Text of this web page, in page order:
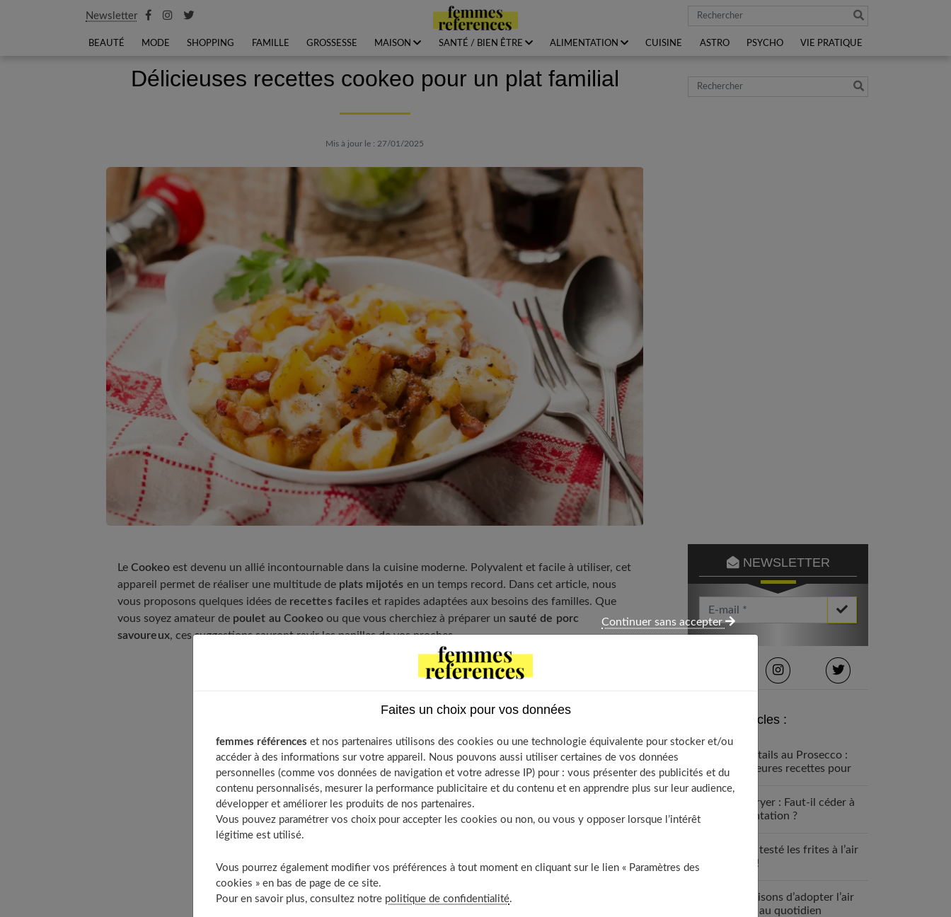
Newsletter Rechercher
BEAUTÉ MODE SHOPPING FAMILLE GROSSESSE MAISON SANTÉ / BIEN ÊTRE ALIMENTATION CUISINE ASTRO PSYCHO VIE PRATIQUE
Délicieuses recettes cookeo pour un plat familial
Mis à jour le : 27/01/2025
Le Cookeo est devenu un allié incontournable dans la cuisine moderne. Polyvalent et facile à utiliser, cet
appareil permet de réaliser une multitude de plats mijotés en un temps record. Dans cet article, nous
vous proposons quelques idées de recettes faciles et rapides adaptées aux besoins des familles. Que
vous soyez amateur de poulet au Cookeo ou que vous cherchiez à préparer unsauté de porc
savoureux, ces suggestions sauront ravir les papilles de vos proches.
Les avantages nutritionnels
Des recettes variées pour tous les goûts
Poulet au Cookeo : Un classique revisité
Sauté de porc au Cookeo : Facile et délicieux
Recettes exotiques avec le Cookeo
Curry de légumes au Cookeo
Suggestions de menus hebdomadaires
Rechercher
NEWSLETTER
Votre Email *
Derniers articles :
Cocktails au Prosecco :
meilleures recettes pour
Air Fryer : Faut-il céder à
la tentation ?
On a testé les frites à l’air
fryer!
10 raisons d’adopter l’air
fryer au quotidien
Faites un choix pour vos données
femmes références et nos partenaires utilisons des cookies ou une technologie équivalente pour stocker et/ou
accéder à des informations sur votre appareil. Nous pouvons aussi utiliser certaines de vos données
personnelles (comme vos données de navigation et votre adresse IP) pour : vous présenter des publicités et du
contenu personnalisés, mesurer la performance publicitaire et du contenu et en apprendre plus sur leur audience,
développer et améliorer les produits de nos partenaires.
Vous pouvez paramétrer vos choix pour accepter les cookies ou non, ou vous y opposer lorsque l’intérêt
légitime est utilisé.
Vous pourrez également modifier vos préférences à tout moment en cliquant sur le lien « Paramètres des
cookies » en bas de page de ce site.
Pour en savoir plus, consultez notre politique de confidentialité.
Continuer sans accepter